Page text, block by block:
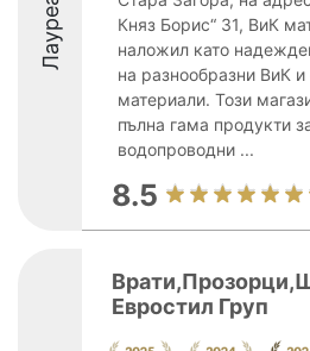
Лауреати
Княз Борис“ 31, ВиК
наложил като
на разнообразни ВиК и
материали. Този
пълна гама продукти
водопроводни ...
8.5
Евростил Груп